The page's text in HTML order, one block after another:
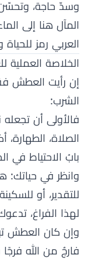
وسدّ حاجة، وتحسّن
المآل هنا إلى
العربي رمز للحياة
الخلاصة العملية
إن رأيت العطش
الشرب:
فالأولى أن تجعله
الصلاة،
بابُ الاحتياط في
وانظر في حياتك:
للتقدير، أو
لهذا الفراغ،
وإن كان العطش
فارجُ من الله